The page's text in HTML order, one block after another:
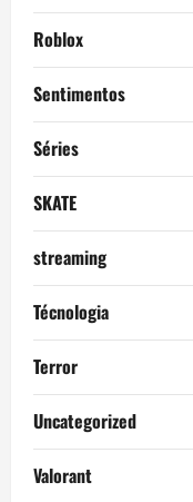
Roblox
Sentimentos
Séries
SKATE
streaming
Técnologia
Terror
Uncategorized
Valorant